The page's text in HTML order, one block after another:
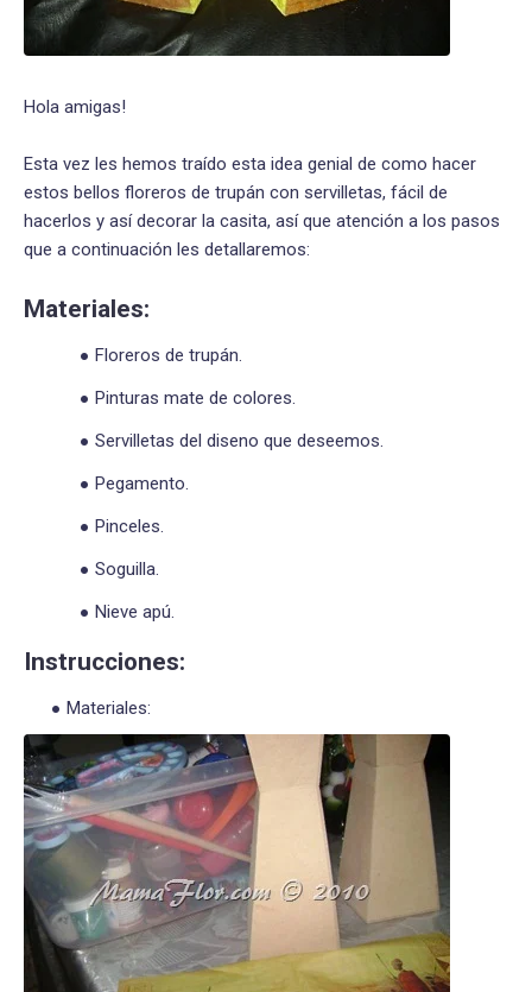
Hola amigas!
Esta vez les hemos traído esta idea genial de como hacer
estos bellos floreros de trupán con servilletas, fácil de
hacerlos y así decorar la casita, así que atención a los pasos
que a continuación les detallaremos:
Materiales:
Floreros de trupán.
Pinturas mate de colores.
Servilletas del diseno que deseemos.
Pegamento.
Pinceles.
Soguilla.
Nieve apú.
Instrucciones:
Materiales: